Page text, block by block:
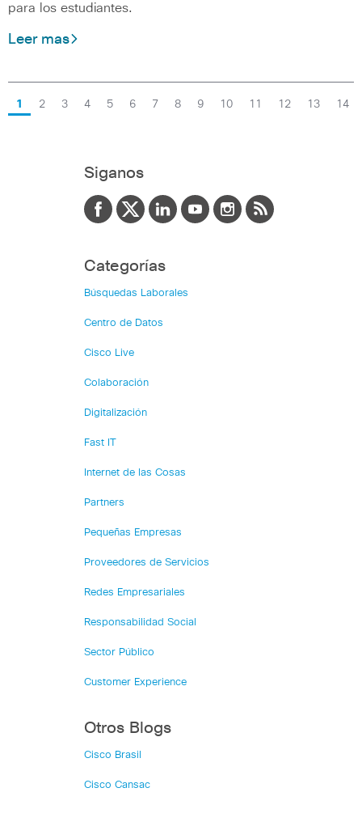
para los estudiantes.
Leer mas
1 2 3 4 5 6 7 8 9 10 11 12 13 14
Siganos
Categorías
Búsquedas Laborales
Centro de Datos
Cisco Live
Colaboración
Digitalización
Fast IT
Internet de las Cosas
Partners
Pequeñas Empresas
Proveedores de Servicios
Redes Empresariales
Responsabilidad Social
Sector Público
Customer Experience
Otros Blogs
Cisco Brasil
Cisco Cansac